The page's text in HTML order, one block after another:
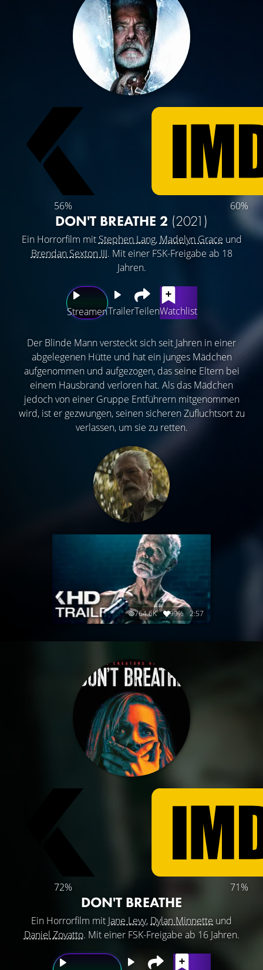
56% 60%
DON'T BREATHE 2 (2021)
Ein Horrorfilm mit Stephen Lang, Madelyn Grace und
Brendan Sexton III. Mit einer FSK-Freigabe ab 18
Jahren.
StreamenTrailerTeilenWatchlist
Der Blinde Mann versteckt sich seit Jahren in einer
abgelegenen Hütte und hat ein junges Mädchen
aufgenommen und aufgezogen, das seine Eltern bei
einem Hausbrand verloren hat. Als das Mädchen
jedoch von einer Gruppe Entführern mitgenommen
wird, ist er gezwungen, seinen sicheren Zufluchtsort zu
verlassen, um sie zu retten.
764.6K 99% 2:57
72% 71%
DON'T BREATHE
Ein Horrorfilm mit Jane Levy, Dylan Minnette und
Daniel Zovatto. Mit einer FSK-Freigabe ab 16 Jahren.